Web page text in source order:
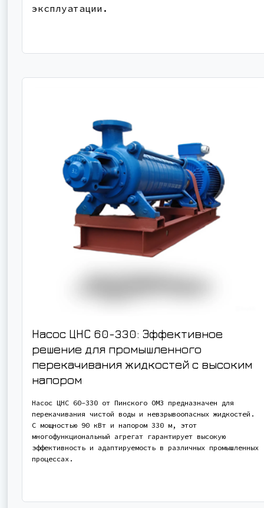
эксплуатации.
Насос ЦНС 60-330: Эффективное
решение для промышленного
перекачивания жидкостей с высоким
напором
Насос ЦНС 60-330 от Пинского ОМЗ предназначен для
перекачивания чистой воды и невзрывоопасных жидкостей.
С мощностью 90 кВт и напором 330 м, этот
многофункциональный агрегат гарантирует высокую
эффективность и адаптируемость в различных промышленных
процессах.